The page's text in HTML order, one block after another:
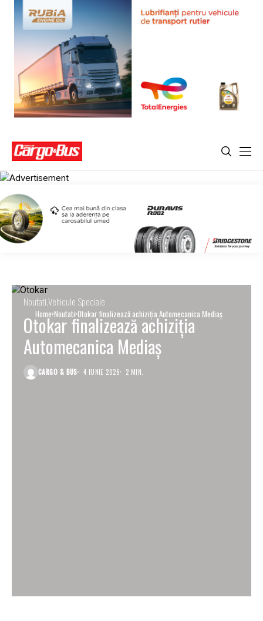
Home Noutati Otokar finalizează achiziția Automecanica Mediaș
NoutatiVehicule Speciale
Otokar finalizează achiziția
Automecanica Mediaș
CARGO & BUS 4 IUNIE 2026 2 MIN.